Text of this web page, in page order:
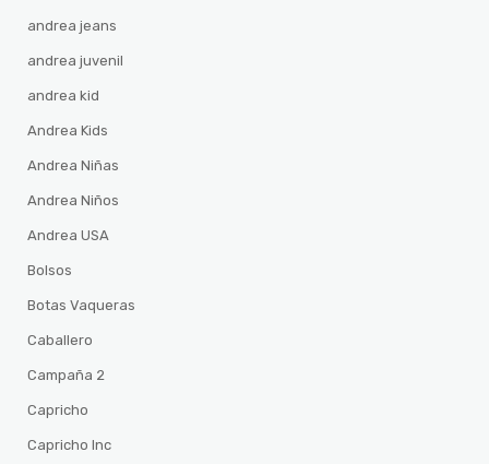
andrea jeans
andrea juvenil
andrea kid
Andrea Kids
Andrea Niñas
Andrea Niños
Andrea USA
Bolsos
Botas Vaqueras
Caballero
Campaña 2
Capricho
Capricho Inc